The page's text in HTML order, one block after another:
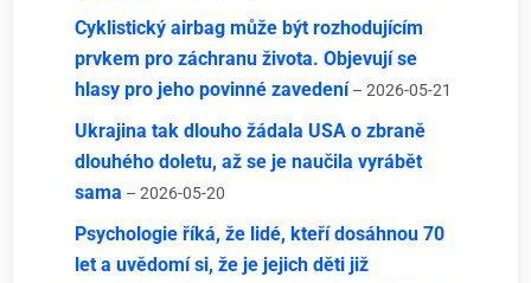
Cyklistický airbag může být rozhodujícím
prvkem pro záchranu života. Objevují se
hlasy pro jeho povinné zavedení – 2026-05-21
Ukrajina tak dlouho žádala USA o zbraně
dlouhého doletu, až se je naučila vyrábět
sama – 2026-05-20
Psychologie říká, že lidé, kteří dosáhnou 70
let a uvědomí si, že je jejich děti již